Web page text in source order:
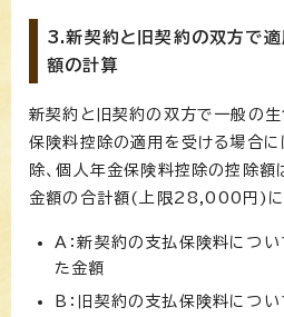
3.新契約と旧契約の双方で
額の計算
新契約と旧契約の双方で一般の
保険料控除の適用を受ける場合に
除、個人年金保険料控除の控除額
金額の合計額(上限28,000円)に
A：新契約の支払保険料につい
た金額
B：旧契約の支払保険料につ